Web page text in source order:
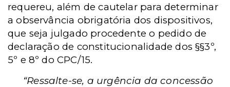
requereu, além de cautelar para determinar
a observância obrigatória dos dispositivos,
que seja julgado procedente o pedido de
declaração de constitucionalidade dos §§3º,
5º e 8º do CPC/15.
“Ressalte-se, a urgência da concessão